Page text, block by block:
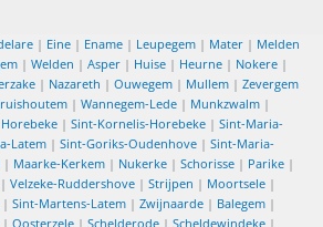
| Eine | Ename | Leupegem | Mater | Melden
| Welden | Asper| Huise| Heurne| Nokere|
| Nazareth | Ouwegem| Mullem| Zevergem
| Wannegem-Lede| Munkzwalm|
Horebeke | Sint-Kornelis-Horebeke | Sint-Maria-
Latem| Sint-Goriks-Oudenhove| Sint-Maria-
| Maarke-Kerkem| Nukerke| Schorisse| Parike|
Velzeke-Ruddershove| Strijpen | Moortsele|
Sint-Martens-Latem| Zwijnaarde| Balegem|
| Oosterzele | Schelderode | Scheldewindeke |